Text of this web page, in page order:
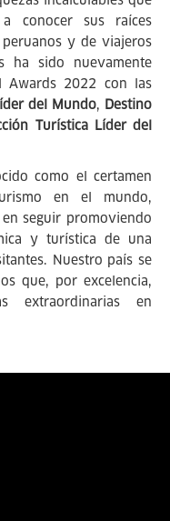
conocer sus raíces
y de viajeros
ha sido nuevamente
Awards 2022 con las
del Mundo, Destino
Turística Líder del
como el certamen
en el mundo,
seguir promoviendo
y turística de una
Nuestro país se
que, por excelencia,
extraordinarias en